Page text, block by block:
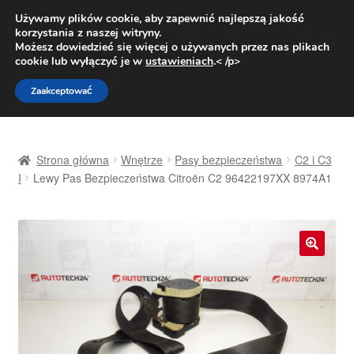
DOSTAWA od 31 zł
Pn.-pt. 9:00-16:00800 003 167
Przejdź
do
nawigacji
Przejdź
do
treści
Dostawa
Strona główna Wnętrze Pasy bezpieczeństwa
C2 i C3
I
Lewy Pas Bezpieczeństwa Citroën C2 96422197XX 8974A1
Używamy plików cookie, aby zapewnić najlepszą jakość
korzystania z naszej witryny.
Możesz dowiedzieć się więcej o używanych przez nas plikach
cookie lub wyłączyć je w ustawieniach.< /p>
Zaakceptować